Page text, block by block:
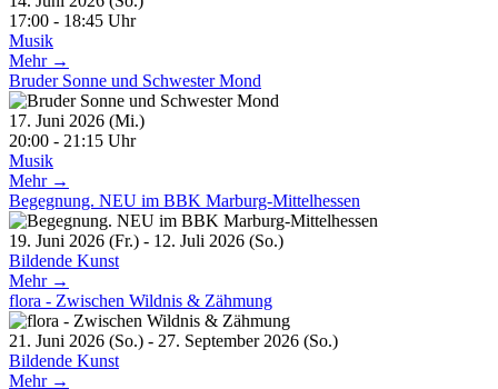
17:00 - 18:45 Uhr
Musik
Mehr →
Bruder Sonne und Schwester Mond
17. Juni 2026 (Mi.)
20:00 - 21:15 Uhr
Musik
Mehr →
Begegnung. NEU im BBK Marburg-Mittelhessen
19. Juni 2026 (Fr.) - 12. Juli 2026 (So.)
Bildende Kunst
Mehr →
flora - Zwischen Wildnis & Zähmung
21. Juni 2026 (So.) - 27. September 2026 (So.)
Bildende Kunst
Mehr →